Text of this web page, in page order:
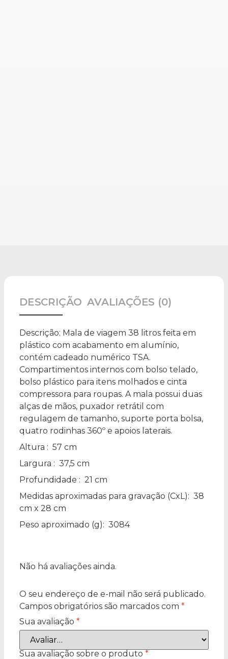
DESCRIÇÃO AVALIAÇÕES (0)
Descrição: Mala de viagem 38 litros feita em
plástico com acabamento em alumínio,
contém cadeado numérico TSA.
Compartimentos internos com bolso telado,
bolso plástico para itens molhados e cinta
compressora para roupas. A mala possui duas
alças de mãos, puxador retrátil com
regulagem de tamanho, suporte porta bolsa,
quatro rodinhas 360º e apoios laterais.
Altura : 57 cm
Largura : 37,5 cm
Profundidade : 21 cm
Medidas aproximadas para gravação (CxL): 38
cm x 28 cm
Peso aproximado (g): 3084
Não há avaliações ainda.
O seu endereço de e-mail não será publicado.
Campos obrigatórios são marcados com *
Sua avaliação *
Sua avaliação sobre o produto *